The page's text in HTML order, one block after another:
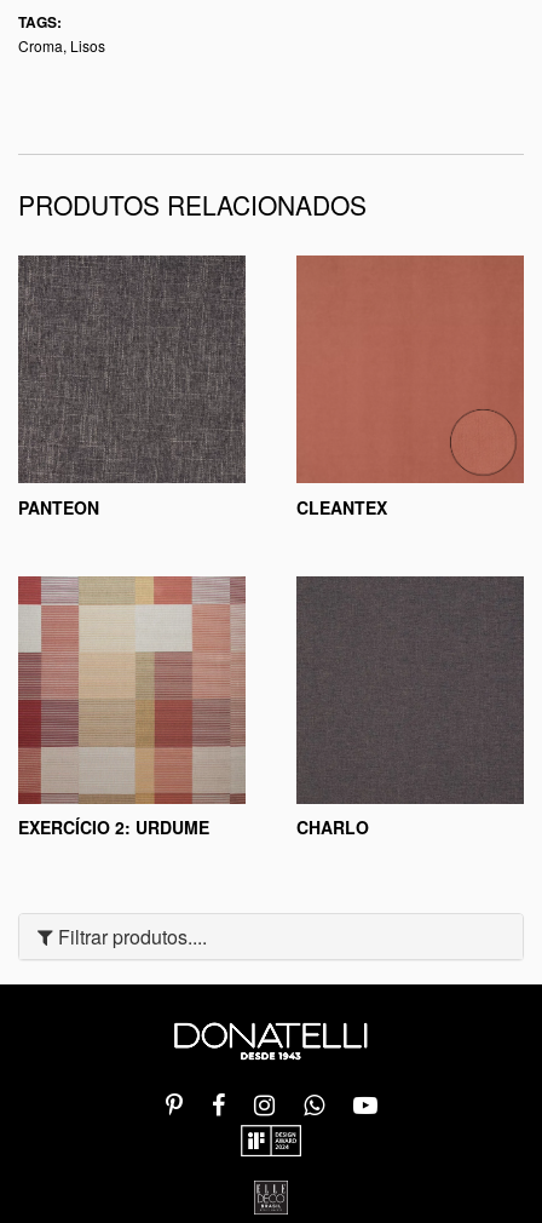
TAGS:
Croma, Lisos
PRODUTOS RELACIONADOS
PANTEON CLEANTEX
EXERCÍCIO 2: URDUME CHARLO
Filtrar produtos....